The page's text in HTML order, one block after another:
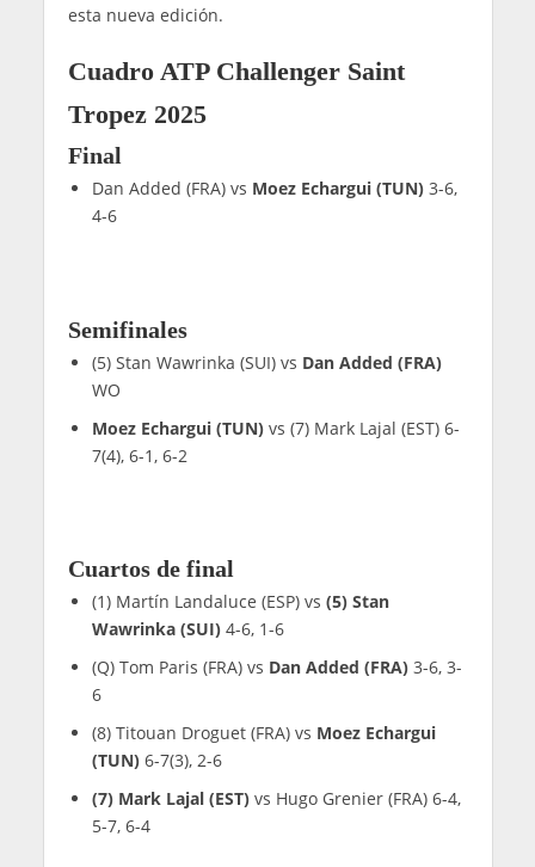
esta nueva edición.
Cuadro ATP Challenger Saint
Tropez 2025
Final
Dan Added (FRA) vs Moez Echargui (TUN)3-6,
4-6
Semifinales
(5) Stan Wawrinka (SUI) vs Dan Added (FRA)
WO
Moez Echargui (TUN)vs (7) Mark Lajal (EST) 6-
7(4), 6-1, 6-2
Cuartos de final
(1) Martín Landaluce (ESP) vs (5) Stan
Wawrinka (SUI)4-6, 1-6
(Q) Tom Paris (FRA) vs Dan Added (FRA)3-6, 3-
6
(8) Titouan Droguet (FRA) vs Moez Echargui
(TUN)6-7(3), 2-6
(7) Mark Lajal (EST)vs Hugo Grenier (FRA) 6-4,
5-7, 6-4